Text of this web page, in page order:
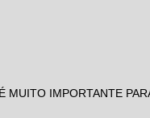
MUITO IMPORTANTE